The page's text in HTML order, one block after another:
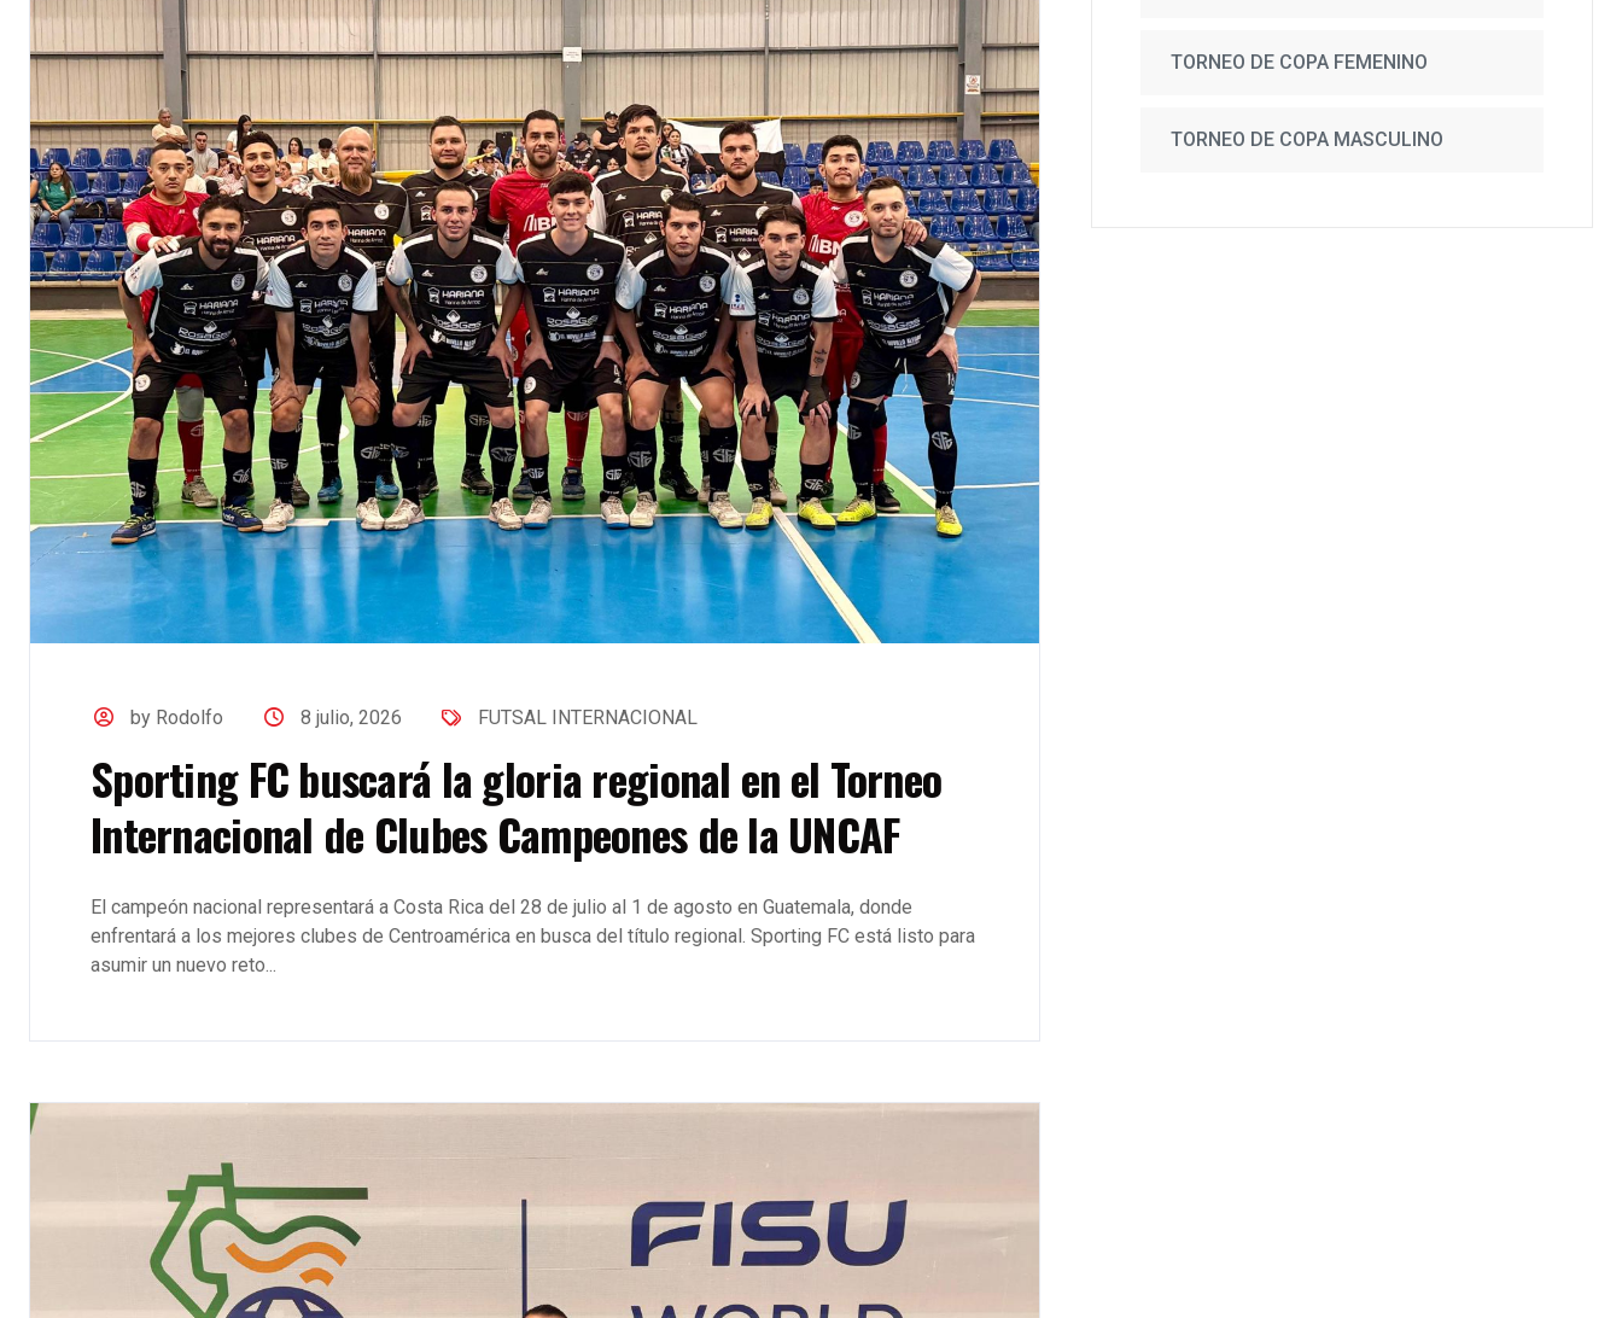
by Rodolfo 8 julio, 2026 FUTSAL INTERNACIONAL
Sporting FC buscará la gloria regional en el Torneo
Internacional de Clubes Campeones de la UNCAF
El campeón nacional representará a Costa Rica del 28 de julio al 1 de agosto en Guatemala, donde
enfrentará a los mejores clubes de Centroamérica en busca del título regional. Sporting FC está listo para
asumir un nuevo reto...
TORNEO DE COPA FEMENINO
TORNEO DE COPA MASCULINO